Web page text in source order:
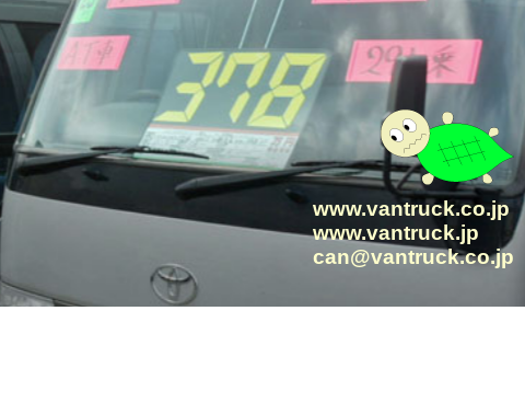
www.vantruck.co.jp
www.vantruck.jp
can@vantruck.co.jp